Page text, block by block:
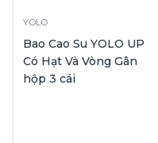
YOLO
Bao Cao Su YOLO UP
Có Hạt Và Vòng Gân
hộp 3 cái